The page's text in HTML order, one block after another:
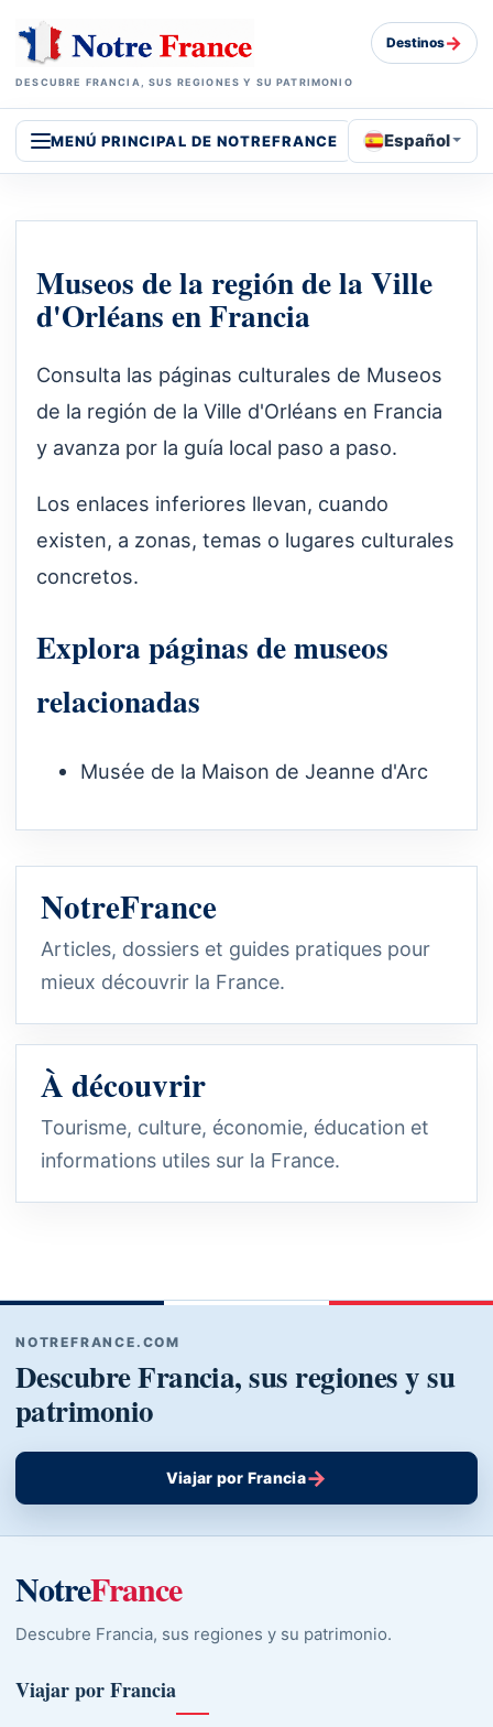
DESCUBRE FRANCIA, SUS REGIONES Y SU PATRIMONIO
Destinos→
MENÚ PRINCIPAL DE NOTREFRANCE Español
Museos de la región de la Ville
d'Orléans en Francia
Consulta las páginas culturales de Museos
de la región de la Ville d'Orléans en Francia
y avanza por la guía local paso a paso.
Los enlaces inferiores llevan, cuando
existen, a zonas, temas o lugares culturales
concretos.
Explora páginas de museos
relacionadas
Musée de la Maison de Jeanne d'Arc
NotreFrance
Articles, dossiers et guides pratiques pour
mieux découvrir la France.
À découvrir
Tourisme, culture, économie, éducation et
informations utiles sur la France.
NOTREFRANCE.COM
Descubre Francia, sus regiones y su
patrimonio
Viajar por Francia→
NotreFrance
Descubre Francia, sus regiones y su patrimonio.
Viajar por Francia